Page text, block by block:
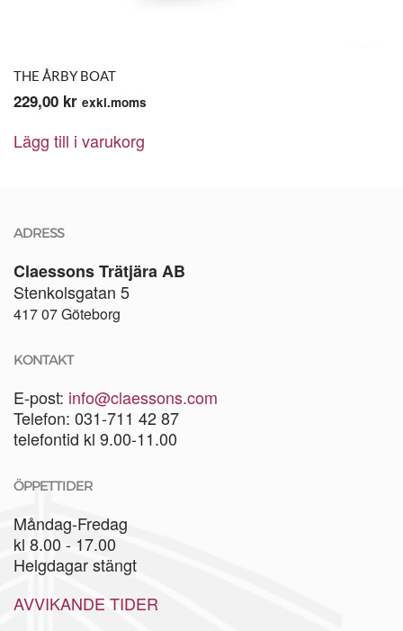
THE ÅRBY BOAT
229,00 kr exkl.moms
Lägg till i varukorg
ADRESS
Claessons Trätjära AB
Stenkolsgatan 5
417 07 Göteborg
KONTAKT
E-post: info@claessons.com
Telefon: 031-711 42 87
telefontid kl 9.00-11.00
ÖPPETTIDER
Måndag-Fredag
kl 8.00 - 17.00
Helgdagar stängt
AVVIKANDE TIDER